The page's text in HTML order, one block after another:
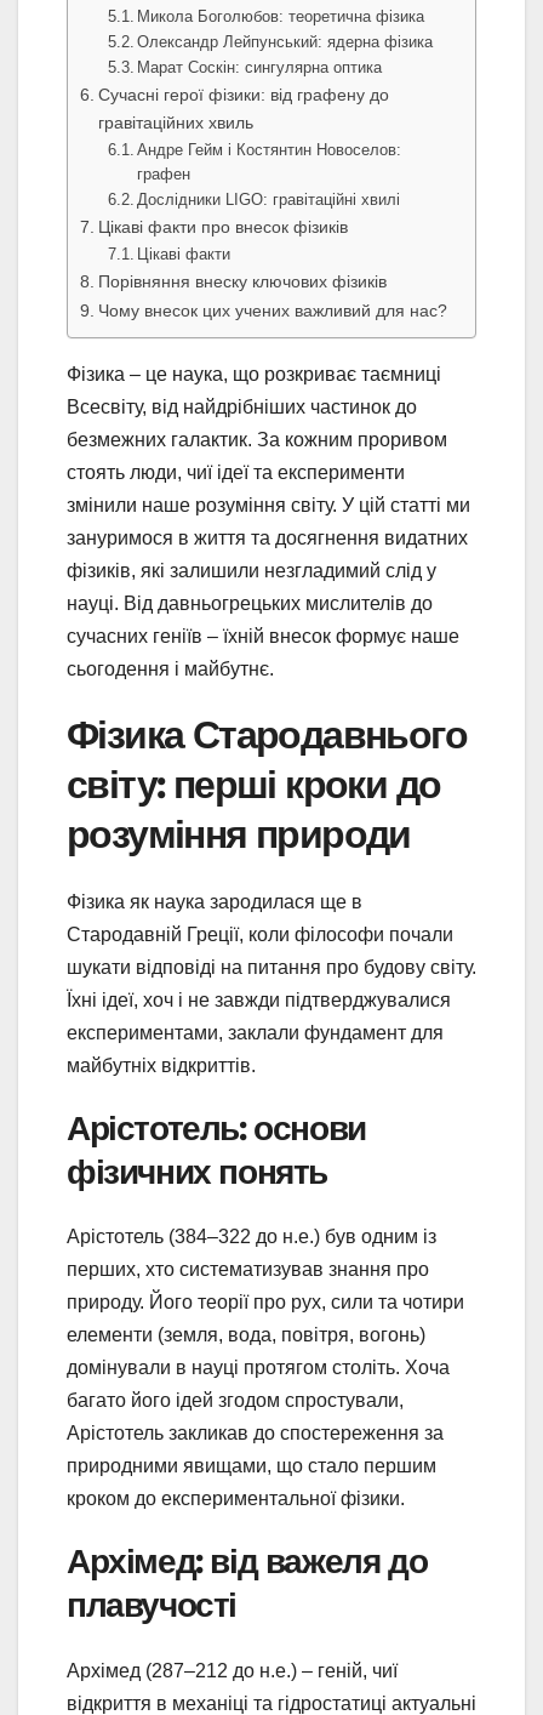
Микола Боголюбов: теоретична фізика
Олександр Лейпунський: ядерна фізика
Марат Соскін: сингулярна оптика
Сучасні герої фізики: від графену до
гравітаційних хвиль
Андре Гейм і Костянтин Новоселов:
графен
Дослідники LIGO: гравітаційні хвилі
Цікаві факти про внесок фізиків
Цікаві факти
Порівняння внеску ключових фізиків
Чому внесок цих учених важливий для нас?
Фізика – це наука, що розкриває таємниці
Всесвіту, від найдрібніших частинок до
безмежних галактик. За кожним проривом
стоять люди, чиї ідеї та експерименти
змінили наше розуміння світу. У цій статті ми
зануримося в життя та досягнення видатних
фізиків, які залишили незгладимий слід у
науці. Від давньогрецьких мислителів до
сучасних геніїв – їхній внесок формує наше
сьогодення і майбутнє.
Фізика Стародавнього
світу: перші кроки до
розуміння природи
Фізика як наука зародилася ще в
Стародавній Греції, коли філософи почали
шукати відповіді на питання про будову світу.
Їхні ідеї, хоч і не завжди підтверджувалися
експериментами, заклали фундамент для
майбутніх відкриттів.
Арістотель: основи
фізичних понять
Арістотель (384–322 до н.е.) був одним із
перших, хто систематизував знання про
природу. Його теорії про рух, сили та чотири
елементи (земля, вода, повітря, вогонь)
домінували в науці протягом століть. Хоча
багато його ідей згодом спростували,
Арістотель закликав до спостереження за
природними явищами, що стало першим
кроком до експериментальної фізики.
Архімед: від важеля до
плавучості
Архімед (287–212 до н.е.) – геній, чиї
відкриття в механіці та гідростатиці актуальні